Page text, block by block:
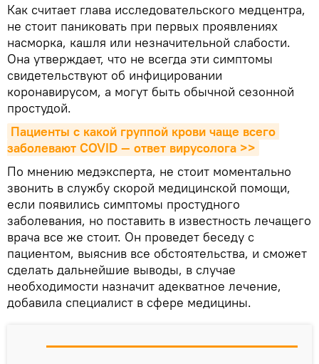
Как считает глава исследовательского медцентра,
не стоит паниковать при первых проявлениях
насморка, кашля или незначительной слабости.
Она утверждает, что не всегда эти симптомы
свидетельствуют об инфицировании
коронавирусом, а могут быть обычной сезонной
простудой.
Пациенты с какой группой крови чаще всего
заболевают COVID — ответ вирусолога >>
По мнению медэксперта, не стоит моментально
звонить в службу скорой медицинской помощи,
если появились симптомы простудного
заболевания, но поставить в известность лечащего
врача все же стоит. Он проведет беседу с
пациентом, выяснив все обстоятельства, и сможет
сделать дальнейшие выводы, в случае
необходимости назначит адекватное лечение,
добавила специалист в сфере медицины.